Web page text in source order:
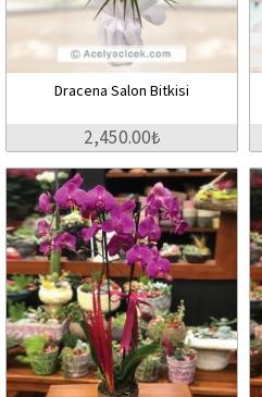
Dracena Salon Bitkisi
2,450.00₺